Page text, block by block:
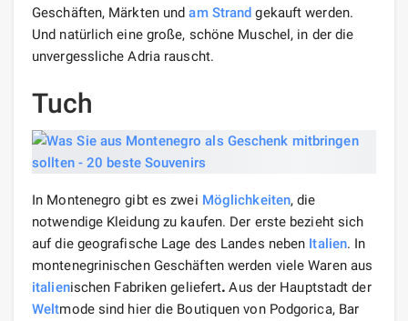
Geschäften, Märkten undam Strand gekauft werden.
Und natürlich eine große, schöne Muschel, in der die
unvergessliche Adria rauscht.
Tuch
In Montenegro gibt es zwei Möglichkeiten, die
notwendige Kleidung zu kaufen. Der erste bezieht sich
auf die geografische Lage des Landes neben Italien. In
montenegrinischen Geschäften werden viele Waren aus
italienischen Fabriken geliefert. Aus der Hauptstadt der
Weltmode sind hier die Boutiquen von Podgorica, Bar